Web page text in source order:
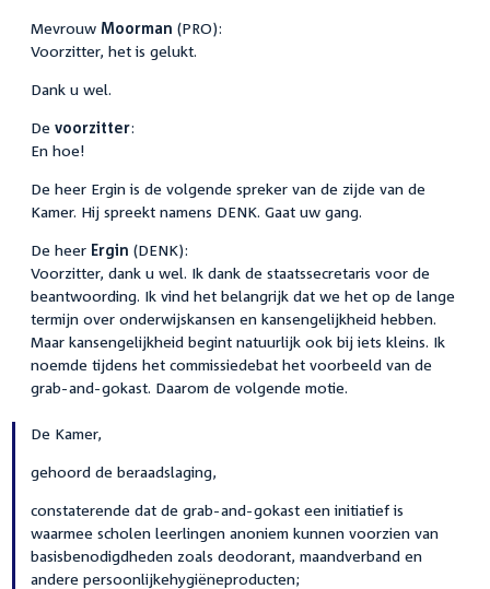
Mevrouw Moorman (PRO):
Voorzitter, het is gelukt.
Dank u wel.
De voorzitter:
En hoe!
De heer Ergin is de volgende spreker van de zijde van de
Kamer. Hij spreekt namens DENK. Gaat uw gang.
De heer Ergin (DENK):
Voorzitter, dank u wel. Ik dank de staatssecretaris voor de
beantwoording. Ik vind het belangrijk dat we het op de lange
termijn over onderwijskansen en kansengelijkheid hebben.
Maar kansengelijkheid begint natuurlijk ook bij iets kleins. Ik
noemde tijdens het commissiedebat het voorbeeld van de
grab-and-gokast. Daarom de volgende motie.
De Kamer,
gehoord de beraadslaging,
constaterende dat de grab-and-gokast een initiatief is
waarmee scholen leerlingen anoniem kunnen voorzien van
basisbenodigdheden zoals deodorant, maandverband en
andere persoonlijkehygiëneproducten;